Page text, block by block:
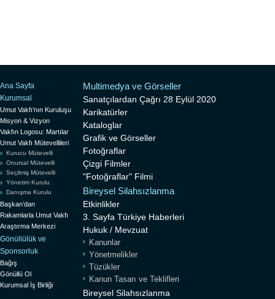
Ana Sayfa
Kurumsal
Umut Vakfı’nın Kuruluşu
Misyon & Vizyon
Vakfın Logosu: Martılar
Umut Vakfı Mütevellileri
Kurucu Mütevelli
Onursal Mütevelli
Seçilmiş Mütevelli
Yönetim Kurulu
Danışma Kurulu
Başkan’dan
Rakamlarla Umut Vakfı
Araştırma Merkezi
Gönüllülük ve
Sponsorluk
Bağış
Gönüllü Ol
Kurumsal İş Birliği
Multimedya ve Görseller
Sanatçılardan Çağrı 28 Eylül 2020
Karikatürler
Kataloglar
Grafik ve Görseller
Fotoğraflar
Çizgi Filmler
"Fotoğraflar" Filmi
Bireysel Silahsızlanma
Etkinlikler
3. Sayfa Türkiye Haberleri
Hukuk / Mevzuat
Kanunlar
Yönetmelikler
Tüzükler
Kanun Tasarı ve Teklifleri
Bireysel Silahsızlanma